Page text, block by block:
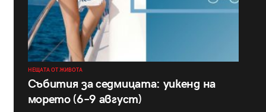
НЕЩАТА ОТ ЖИВОТА
Събития за седмицата: уикенд на
морето (6–9 август)